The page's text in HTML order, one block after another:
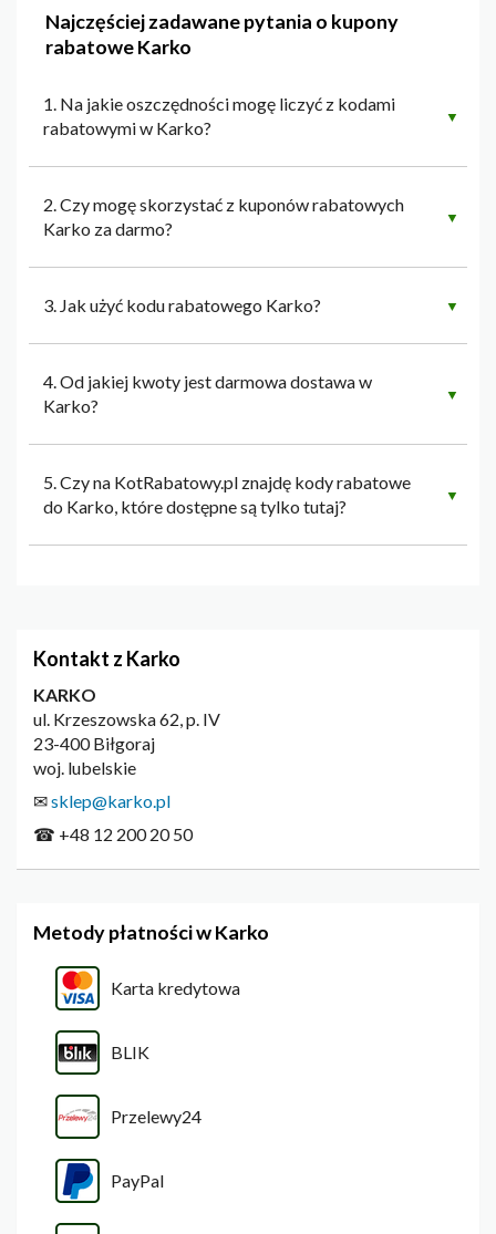
Najczęściej zadawane pytania o kupony
rabatowe Karko
1. Na jakie oszczędności mogę liczyć z kodami
rabatowymi w Karko?
▼
2. Czy mogę skorzystać z kuponów rabatowych
Karko za darmo?
▼
3. Jak użyć kodu rabatowego Karko? ▼
4. Od jakiej kwoty jest darmowa dostawa w
Karko?
▼
5. Czy na KotRabatowy.pl znajdę kody rabatowe
do Karko, które dostępne są tylko tutaj?
▼
Kontakt z Karko
KARKO
ul. Krzeszowska 62, p. IV
23-400 Biłgoraj
woj. lubelskie
✉sklep@karko.pl
☎ +48 12 200 20 50
Metody płatności w Karko
Karta kredytowa
BLIK
Przelewy24
PayPal